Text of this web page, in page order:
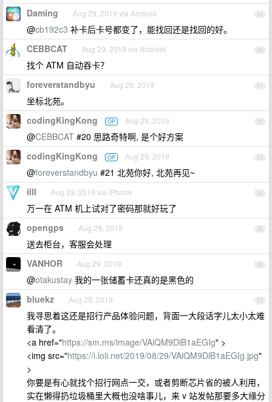
19
Daming Aug 29, 2019 via Android
@cb192c3 补卡后卡号都变了，能找回还是找回的好。
20
CEBBCAT Aug 29, 2019 via Android
找个 ATM 自动吞卡？
21
foreverstandbyu Aug 29, 2019
坐标北苑。
22
codingKingKong OP Aug 29, 2019
@CEBBCAT #20 思路奇特啊, 是个好方案
23
codingKingKong OP Aug 29, 2019
@foreverstandbyu #21 北苑你好, 北苑再见~
24
illl Aug 29, 2019 via iPhone
万一在 ATM 机上试对了密码那就好玩了
25
opengps Aug 29, 2019
送去柜台，客服会处理
26
VANHOR Aug 29, 2019
@otakustay 我的一张储蓄卡还真的是黑色的
27
bluekz Aug 29, 2019
我寻思着这还是招行产品体验问题，背面一大段话字儿太小太难
看清了。
<a href="https://sm.ms/image/VAiQM9DlB1aEGIg" >
<img src="https://i.loli.net/2019/08/29/VAiQM9DlB1aEGIg.jpg"
>
你要是有心就找个招行网点一交，或者剪断芯片省的被人利用，
实在懒得扔垃圾桶里大概也没啥事儿，来 v 站发帖那要多大缘分